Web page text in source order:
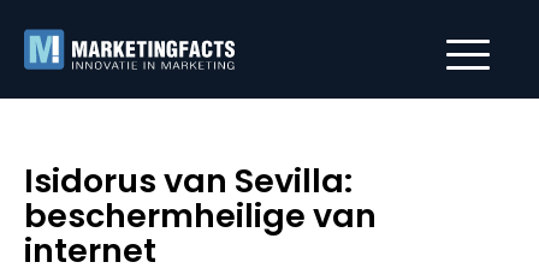
Isidorus van Sevilla:
beschermheilige van
internet